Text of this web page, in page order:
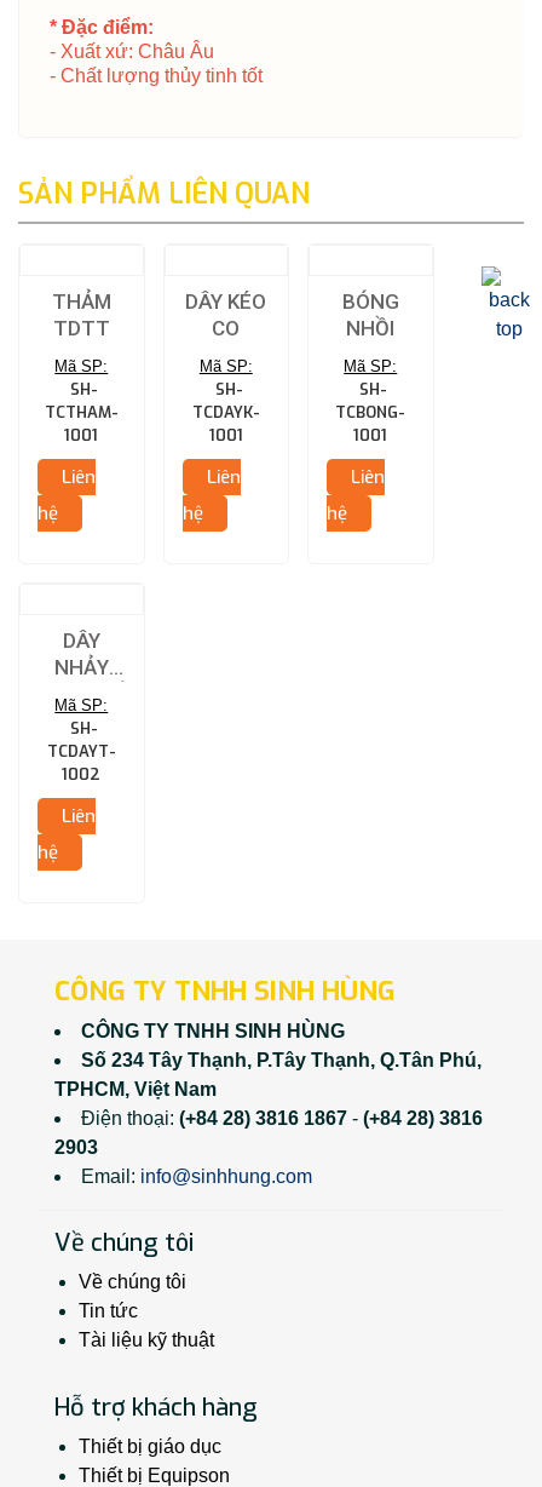
* Đặc điểm:
- Xuất xứ: Châu Âu
- Chất lượng thủy tinh tốt
SẢN PHẨM LIÊN QUAN
THẢM
TDTT
Mã SP:
SH-
TCTHAM-
1001
Liên
hệ
DÂY KÉO
CO
Mã SP:
SH-
TCDAYK-
1001
Liên
hệ
BÓNG
NHỒI
Mã SP:
SH-
TCBONG-
1001
Liên
hệ
DÂY
NHẢY
TẬP THỂ
(QC: DÂY
MỎNG)
Mã SP:
SH-
TCDAYT-
1002
Liên
hệ
CÔNG TY TNHH SINH HÙNG
CÔNG TY TNHH SINH HÙNG
Số 234 Tây Thạnh, P.Tây Thạnh, Q.Tân Phú,
TPHCM, Việt Nam
Điện thoại: (+84 28) 3816 1867 - (+84 28) 3816
2903
Email: info@sinhhung.com
Về chúng tôi
Về chúng tôi
Tin tức
Tài liệu kỹ thuật
Hỗ trợ khách hàng
Thiết bị giáo dục
Thiết bị Equipson